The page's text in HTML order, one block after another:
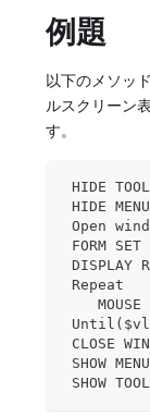
例題
以下のメソッ
ルスクリーン
す。
HIDE
HIDE
Open
FORM
DISPLAY
Repeat
MOUSE
CLOSE
SHOW
SHOW